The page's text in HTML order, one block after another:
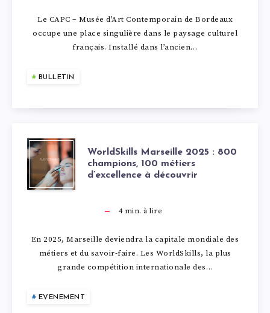
A
Û
T
2
0
2
:
N
N
S
N
A
U
R
2
2
C
O
R
D
E
A
X
E
Le CAPC – Musée d’Art Contemporain de Bordeaux
occupe une place singulière dans le paysage culturel
français. Installé dans l’ancien…
BULLETIN
W
O
L
S
WorldSkills Marseille 2025 : 800
champions, 100 métiers
d’excellence à découvrir
4min. à lire
En 2025, Marseille deviendra la capitale mondiale des
métiers et du savoir-faire. Les WorldSkills, la plus
grande compétition internationale des…
EVENEMENT